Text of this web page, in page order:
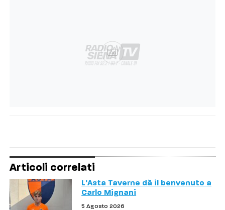
Ad
Articoli correlati
L'Asta Taverne dà il benvenuto a
Carlo Mignani
5 Agosto 2026